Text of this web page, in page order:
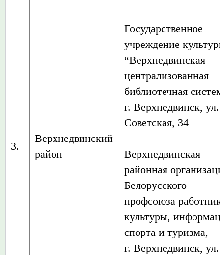
3.
Верхнедвинский
район
Государственное
учреждение
“Верхнедвинская
централизованная
библиотечная
г. Верхнедвинск, ул.
Советская, 34
Верхнедвинская
районная
Белорусского
профсоюза
культуры,
спорта и туризма,
г. Верхнедвинск, ул.